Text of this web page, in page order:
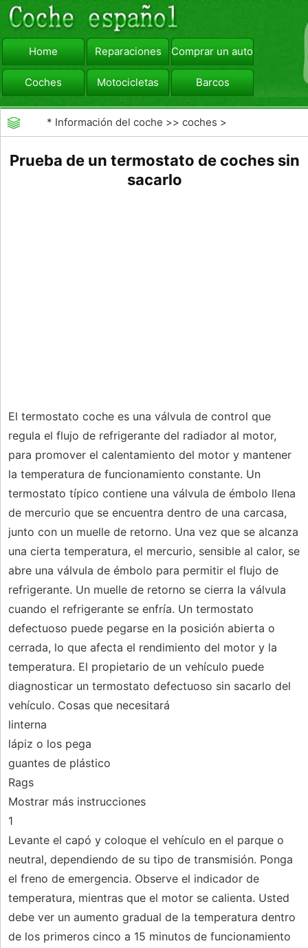
Home Reparaciones Comprar un automóvil
Coches Motocicletas Barcos
viajar Camiones
* Información del coche >>coches >
Prueba de un termostato de coches sin
sacarlo
El termostato coche es una válvula de control que
regula el flujo de refrigerante del radiador al motor,
para promover el calentamiento del motor y mantener
la temperatura de funcionamiento constante. Un
termostato típico contiene una válvula de émbolo llena
de mercurio que se encuentra dentro de una carcasa,
junto con un muelle de retorno. Una vez que se alcanza
una cierta temperatura, el mercurio, sensible al calor, se
abre una válvula de émbolo para permitir el flujo de
refrigerante. Un muelle de retorno se cierra la válvula
cuando el refrigerante se enfría. Un termostato
defectuoso puede pegarse en la posición abierta o
cerrada, lo que afecta el rendimiento del motor y la
temperatura. El propietario de un vehículo puede
diagnosticar un termostato defectuoso sin sacarlo del
vehículo. Cosas que necesitará
linterna
lápiz o los pega
guantes de plástico
Rags
Mostrar más instrucciones
1
Levante el capó y coloque el vehículo en el parque o
neutral, dependiendo de su tipo de transmisión. Ponga
el freno de emergencia. Observe el indicador de
temperatura, mientras que el motor se calienta. Usted
debe ver un aumento gradual de la temperatura dentro
de los primeros cinco a 15 minutos de funcionamiento